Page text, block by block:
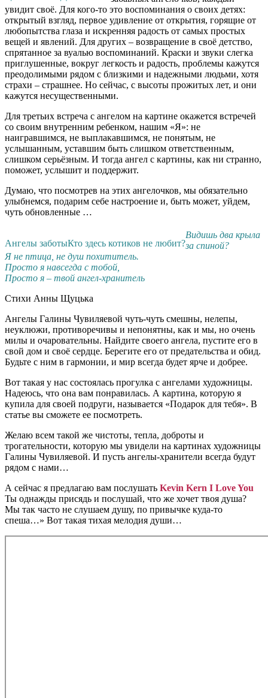
увидит своё. Для кого-то это воспоминания о своих детях:
открытый взгляд, первое удивление от открытия, горящие от
любопытства глаза и искренняя радость от самых простых
вещей и явлений. Для других – возвращение в своё детство,
спрятанное за вуалью воспоминаний. Краски и звуки слегка
приглушенные, вокруг легкость и радость, проблемы кажутся
преодолимыми рядом с близкими и надежными людьми, хотя
страхи – страшнее. Но сейчас, с высоты прожитых лет, и они
кажутся несущественными.
Для третьих встреча с ангелом на картине окажется встречей
со своим внутренним ребенком, нашим «Я»: не
наигравшимся, не выплакавшимся, не понятым, не
услышанным, уставшим быть слишком ответственным,
слишком серьёзным. И тогда ангел с картины, как ни странно,
поможет, услышит и поддержит.
Думаю, что посмотрев на этих ангелочков, мы обязательно
улыбнемся, подарим себе настроение и, быть может, уйдем,
чуть обновленные …
Ангелы заботыКто здесь котиков не любит?
Видишь два крыла
за спиной?
Я не птица, не душ похититель.
Просто я навсегда с тобой,
Просто я – твой ангел-хранитель
Стихи Анны Щуцька
Ангелы Галины Чувиляевой чуть-чуть смешны, нелепы,
неуклюжи, противоречивы и непонятны, как и мы, но очень
милы и очаровательны. Найдите своего ангела, пустите его в
свой дом и своё сердце. Берегите его от предательства и обид.
Будьте с ним в гармонии, и мир всегда будет ярче и добрее.
Вот такая у нас состоялась прогулка с ангелами художницы.
Надеюсь, что она вам понравилась. А картина, которую я
купила для своей подруги, называется «Подарок для тебя». В
статье вы сможете ее посмотреть.
Желаю всем такой же чистоты, тепла, доброты и
трогательности, которую мы увидели на картинах художницы
Галины Чувиляевой. И пусть ангелы-хранители всегда будут
рядом с нами…
А сейчас я предлагаю вам послушать Kevin Kern I Love You
Ты однажды присядь и послушай, что же хочет твоя душа?
Мы так часто не слушаем душу, по привычке куда-то
спеша…» Вот такая тихая мелодия души…